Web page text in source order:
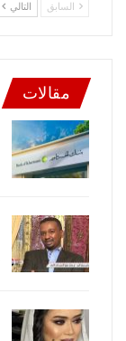
السابق التالي
مقالات